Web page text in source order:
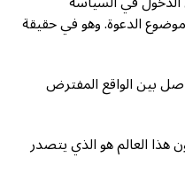
الدعوة. وهو في حقيقة
بين الواقع المفترض
هذا العالم هو الذي يتصدر